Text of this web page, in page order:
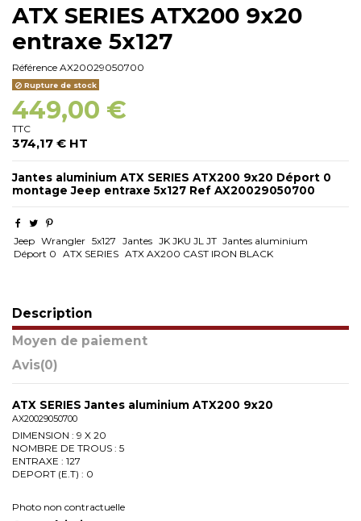
ATX SERIES ATX200 9x20
entraxe 5x127
Référence AX20029050700
Rupture de stock
449,00 €
TTC
374,17 € HT
Jantes aluminium ATX SERIES ATX200 9x20 Déport 0
montage Jeep entraxe 5x127 Ref AX20029050700
Jeep Wrangler 5x127 Jantes JK JKU JL JT Jantes aluminium
Déport 0
ATX SERIES ATX AX200 CAST IRON BLACK
Description
Moyen de paiement
Avis(0)
ATX SERIES Jantes aluminium ATX200 9x20
AX20029050700
DIMENSION : 9 X 20
NOMBRE DE TROUS : 5
ENTRAXE : 127
DEPORT (E.T) : 0
Photo non contractuelle